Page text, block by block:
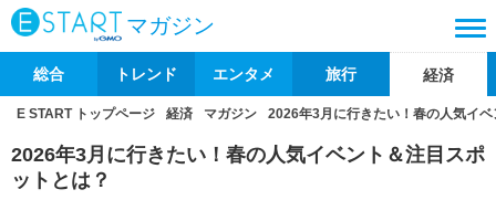
マガジン
総合 トレンド エンタメ 旅行 経済
E START トップページ 経済 マガジン 2026年3月に行きたい！春の人気イ
2026年3月に行きたい！春の人気イベント＆注目スポ
ットとは？